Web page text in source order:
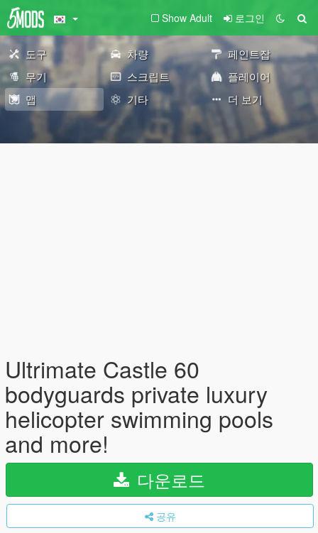
Show Adult 로그인
도구 차량
페인트잡
무기
스크립트
플레이어
맵
기타 더 보기
Ultrimate Castle 60
bodyguards private luxury
helicopter swimming pools
and more!
다운로드
공유